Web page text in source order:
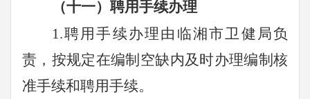
（十一）聘用手续办理
1.聘用手续办理由 临湘市卫健局负
责，按规定在编制空缺内及时办理编制核
准手续和聘用手续。